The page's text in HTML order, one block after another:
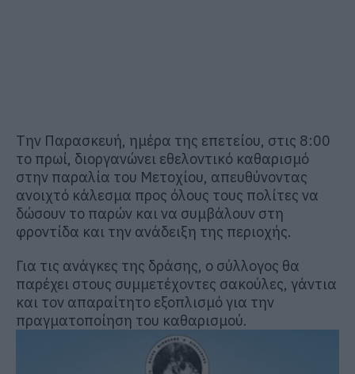
Την Παρασκευή, ημέρα της επετείου, στις 8:00
το πρωί, διοργανώνει εθελοντικό καθαρισμό
στην παραλία του Μετοχίου, απευθύνοντας
ανοιχτό κάλεσμα προς όλους τους πολίτες να
δώσουν το παρών και να συμβάλουν στη
φροντίδα και την ανάδειξη της περιοχής.
Για τις ανάγκες της δράσης, ο σύλλογος θα
παρέχει στους συμμετέχοντες σακούλες, γάντια
και τον απαραίτητο εξοπλισμό για την
πραγματοποίηση του καθαρισμού.